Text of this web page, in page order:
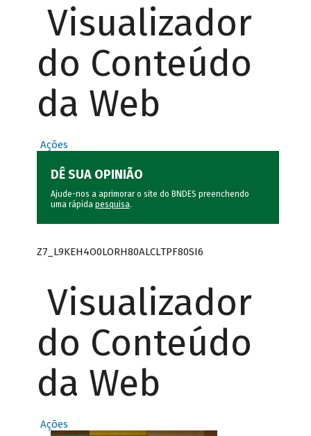
Visualizador
do Conteúdo
da Web
Ações
DÊ SUA OPINIÃO
Ajude-nos a aprimorar o site do BNDES preenchendo
uma rápida pesquisa.
Z7_L9KEH4O0LORH80ALCLTPF80SI6
Visualizador
do Conteúdo
da Web
Ações